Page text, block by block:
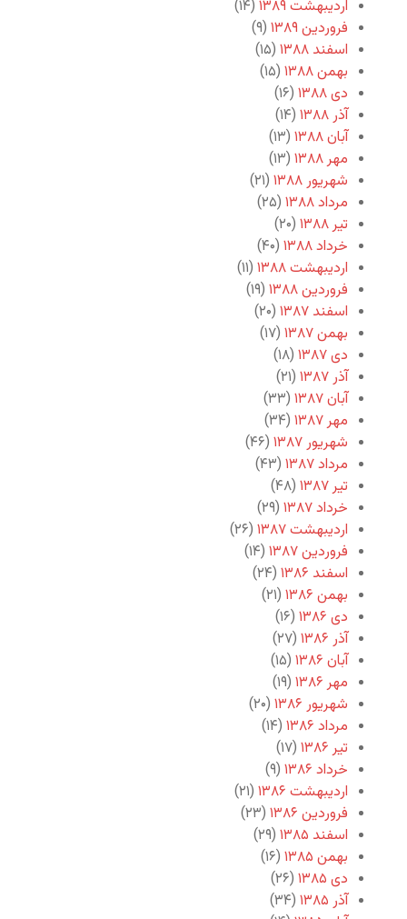
اردیبهشت ۱۳۸۹
(۱۴)
فروردین ۱۳۸۹
(۹)
اسفند ۱۳۸۸
(۱۵)
بهمن ۱۳۸۸
(۱۵)
دی ۱۳۸۸
(۱۶)
آذر ۱۳۸۸
(۱۴)
آبان ۱۳۸۸
(۱۳)
مهر ۱۳۸۸
(۱۳)
شهریور ۱۳۸۸
(۲۱)
مرداد ۱۳۸۸
(۲۵)
تیر ۱۳۸۸
(۲۰)
خرداد ۱۳۸۸
(۴۰)
اردیبهشت ۱۳۸۸
(۱۱)
فروردین ۱۳۸۸
(۱۹)
اسفند ۱۳۸۷
(۲۰)
بهمن ۱۳۸۷
(۱۷)
دی ۱۳۸۷
(۱۸)
آذر ۱۳۸۷
(۲۱)
آبان ۱۳۸۷
(۳۳)
مهر ۱۳۸۷
(۳۴)
شهریور ۱۳۸۷
(۴۶)
مرداد ۱۳۸۷
(۴۳)
تیر ۱۳۸۷
(۴۸)
خرداد ۱۳۸۷
(۲۹)
اردیبهشت ۱۳۸۷
(۲۶)
فروردین ۱۳۸۷
(۱۴)
اسفند ۱۳۸۶
(۲۴)
بهمن ۱۳۸۶
(۲۱)
دی ۱۳۸۶
(۱۶)
آذر ۱۳۸۶
(۲۷)
آبان ۱۳۸۶
(۱۵)
مهر ۱۳۸۶
(۱۹)
شهریور ۱۳۸۶
(۲۰)
مرداد ۱۳۸۶
(۱۴)
تیر ۱۳۸۶
(۱۷)
خرداد ۱۳۸۶
(۹)
اردیبهشت ۱۳۸۶
(۲۱)
فروردین ۱۳۸۶
(۲۳)
اسفند ۱۳۸۵
(۲۹)
بهمن ۱۳۸۵
(۱۶)
دی ۱۳۸۵
(۲۶)
آذر ۱۳۸۵
(۳۴)